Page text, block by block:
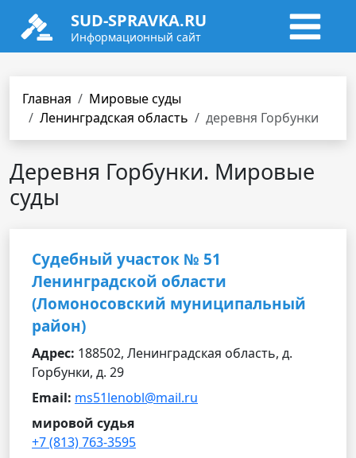
SUD-SPRAVKA.RU
Информационный сайт
Главная
Мировые суды
Ленинградская область
деревня Горбунки
Деревня Горбунки. Мировые
суды
Судебный участок № 51
Ленинградской области
(Ломоносовский муниципальный
район)
Адрес: 188502, Ленинградская область, д.
Горбунки, д. 29
Email: ms51lenobl@mail.ru
мировой судья
+7 (813) 763-3595